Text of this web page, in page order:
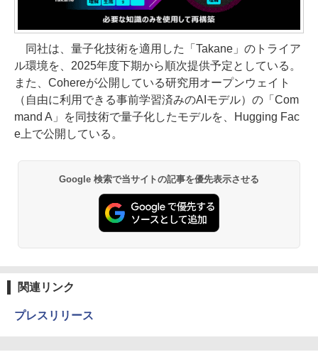
同社は、量子化技術を適用した「Takane」のトライア
ル環境を、2025年度下期から順次提供予定としている。
また、Cohereが公開している研究用オープンウェイト
（自由に利用できる事前学習済みのAIモデル）の「Com
mand A」を同技術で量子化したモデルを、Hugging Fac
e上で公開している。
Google 検索で当サイトの記事を優先表示させる
関連リンク
プレスリリース